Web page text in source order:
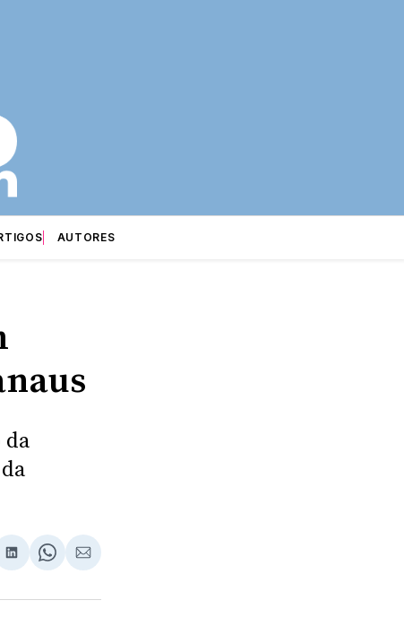
AUTORES
da
Compartilhar
LinkedIn
Share
WhatsApp
Compartilhar
Email